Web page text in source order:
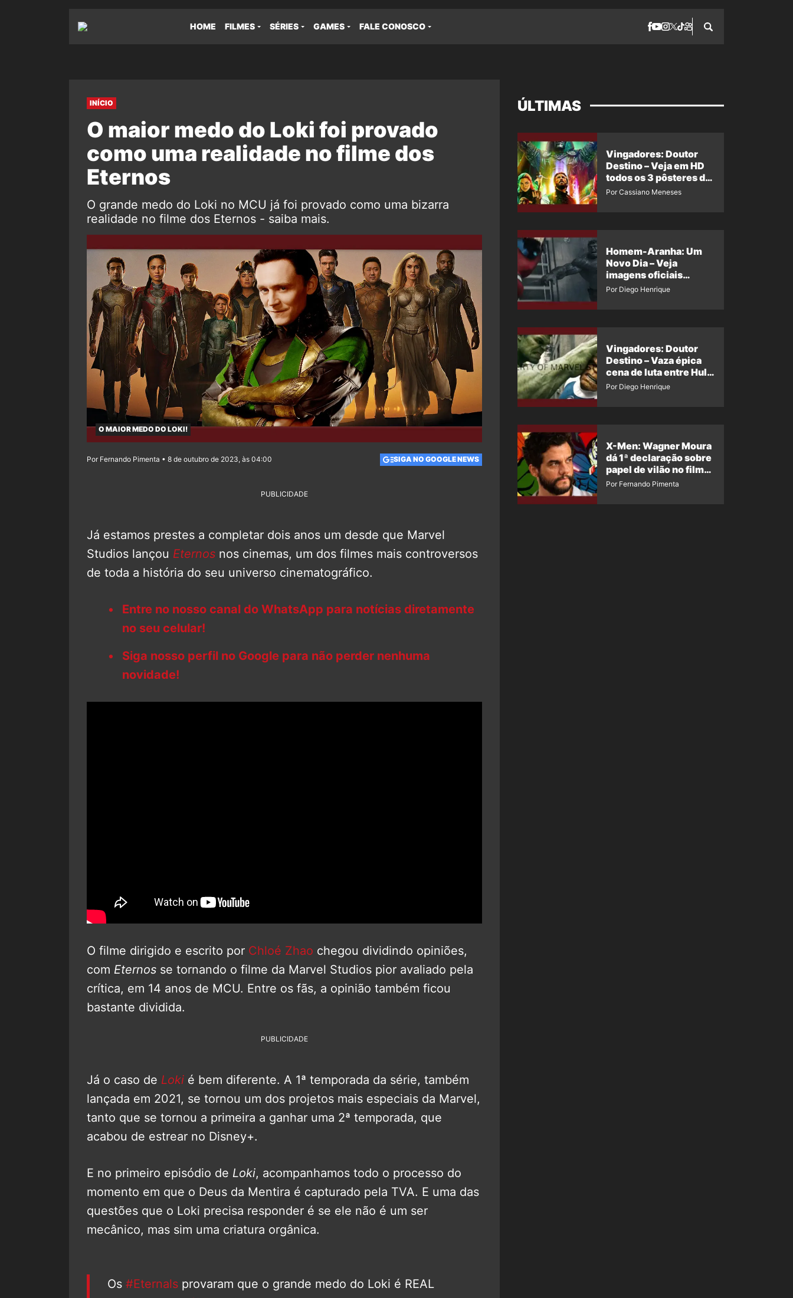
HOME FILMES SÉRIES GAMES FALE CONOSCO
INÍCIO
O maior medo do Loki foi provado
como uma realidade no filme dos
Eternos
O grande medo do Loki no MCU já foi provado como uma bizarra
realidade no filme dos Eternos - saiba mais.
O MAIOR MEDO DO LOKI!
Por Fernando Pimenta • 8 de outubro de 2023, às 04:00 SIGA NO GOOGLE NEWS
PUBLICIDADE
Já estamos prestes a completar dois anos um desde que Marvel
Studios lançou Eternos nos cinemas, um dos filmes mais controversos
de toda a história do seu universo cinematográfico.
Entre no nosso canal do WhatsApp para notícias diretamente
no seu celular!
Siga nosso perfil no Google para não perder nenhuma
novidade!
O filme dirigido e escrito por Chloé Zhao chegou dividindo opiniões,
com Eternos se tornando o filme da Marvel Studios pior avaliado pela
crítica, em 14 anos de MCU. Entre os fãs, a opinião também ficou
bastante dividida.
PUBLICIDADE
Já o caso de Loki é bem diferente. A 1ª temporada da série, também
lançada em 2021, se tornou um dos projetos mais especiais da Marvel,
tanto que se tornou a primeira a ganhar uma 2ª temporada, que
acabou de estrear no Disney+.
E no primeiro episódio de Loki, acompanhamos todo o processo do
momento em que o Deus da Mentira é capturado pela TVA. E uma das
questões que o Loki precisa responder é se ele não é um ser
mecânico, mas sim uma criatura orgânica.
Os #Eternals provaram que o grande medo do Loki é REAL
ÚLTIMAS
Vingadores: Doutor
Destino – Veja em HD
todos os 3 pôsteres de
‘Doomsday’ + 1 imagem
Por Cassiano Meneses
Homem-Aranha: Um
Novo Dia – Veja
imagens oficiais
descartadas do Hulk
Por Diego Henrique
Vingadores: Doutor
Destino – Vaza épica
cena de luta entre Hulk
e o Coisa
Por Diego Henrique
X-Men: Wagner Moura
dá 1ª declaração sobre
papel de vilão no filme
da Marvel
Por Fernando Pimenta